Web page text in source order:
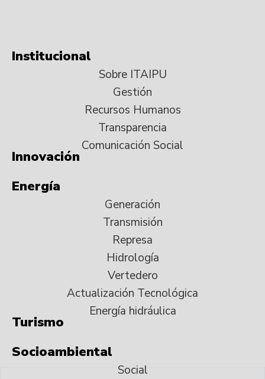
Institucional
Sobre ITAIPU
Gestión
Recursos Humanos
Transparencia
Comunicación Social
Innovación
Energía
Generación
Transmisión
Represa
Hidrología
Vertedero
Actualización Tecnológica
Energía hidráulica
Turismo
Socioambiental
Social